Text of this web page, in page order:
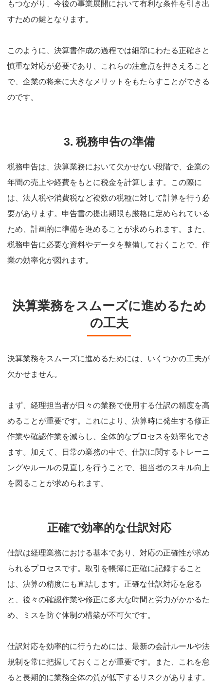
もつながり、今後の事業展開において有利な条件を引き出
すための鍵となります。
このように、決算書作成の過程では細部にわたる正確さと
慎重な対応が必要であり、これらの注意点を押さえること
で、企業の将来に大きなメリットをもたらすことができる
のです。
3. 税務申告の準備
税務申告は、決算業務において欠かせない段階で、企業の
年間の売上や経費をもとに税金を計算します。この際に
は、法人税や消費税など複数の税種に対して計算を行う必
要があります。申告書の提出期限も厳格に定められている
ため、計画的に準備を進めることが求められます。また、
税務申告に必要な資料やデータを整備しておくことで、作
業の効率化が図れます。
決算業務をスムーズに進めるため
の工夫
決算業務をスムーズに進めるためには、いくつかの工夫が
欠かせません。
まず、経理担当者が日々の業務で使用する仕訳の精度を高
めることが重要です。これにより、決算時に発生する修正
作業や確認作業を減らし、全体的なプロセスを効率化でき
ます。加えて、日常の業務の中で、仕訳に関するトレーニ
ングやルールの見直しを行うことで、担当者のスキル向上
を図ることが求められます。
正確で効率的な仕訳対応
仕訳は経理業務における基本であり、対応の正確性が求め
られるプロセスです。取引を帳簿に正確に記録すること
は、決算の精度にも直結します。正確な仕訳対応を怠る
と、後々の確認作業や修正に多大な時間と労力がかかるた
め、ミスを防ぐ体制の構築が不可欠です。
仕訳対応を効率的に行うためには、最新の会計ルールや法
規制を常に把握しておくことが重要です。また、これを怠
ると長期的に業務全体の質が低下するリスクがあります。